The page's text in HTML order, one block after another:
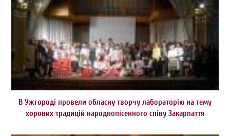
В Ужгороді провели обласну творчу лабораторію на тему
хорових традицій народнопісенного співу Закарпаття